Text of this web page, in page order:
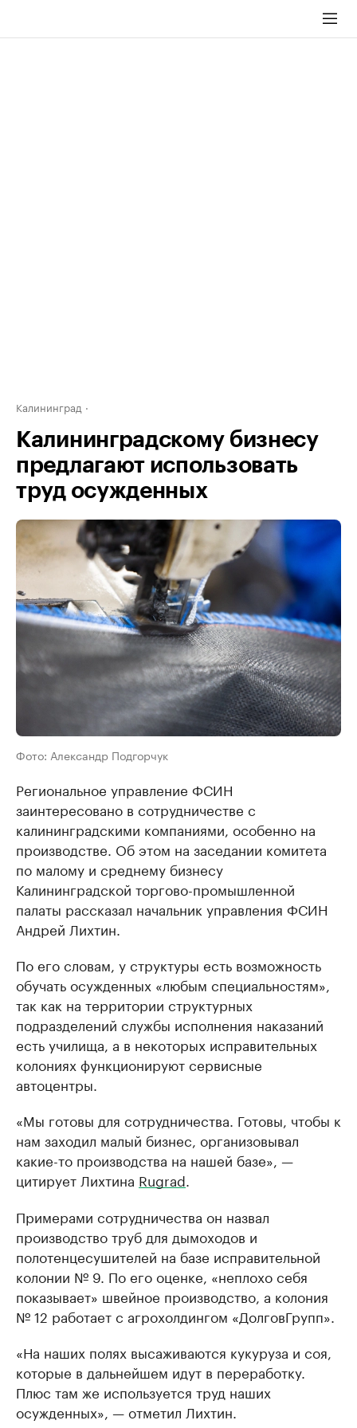
Калининград
Калининградскому бизнесу
предлагают использовать
труд осужденных
Фото: Александр Подгорчук
Региональное управление ФСИН
заинтересовано в сотрудничестве с
калининградскими компаниями, особенно на
производстве. Об этом на заседании комитета
по малому и среднему бизнесу
Калининградской торгово-промышленной
палаты рассказал начальник управления ФСИН
Андрей Лихтин.
По его словам, у структуры есть возможность
обучать осужденных «любым специальностям»,
так как на территории структурных
подразделений службы исполнения наказаний
есть училища, а в некоторых исправительных
колониях функционируют сервисные
автоцентры.
«Мы готовы для сотрудничества. Готовы, чтобы к
нам заходил малый бизнес, организовывал
какие-то производства на нашей базе», —
цитирует Лихтина Rugrad
Примерами сотрудничества он назвал
производство труб для дымоходов и
полотенцесушителей на базе исправительной
колонии № 9. По его оценке, «неплохо себя
показывает» швейное производство, а колония
№ 12 работает с агрохолдингом «ДолговГрупп».
«На наших полях высаживаются кукуруза и соя,
которые в дальнейшем идут в переработку.
Плюс там же используется труд наших
осужденных», — отметил Лихтин.